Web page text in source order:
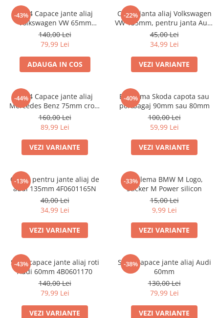
-43%
Set 4 Capace jante aliaj
Volkswagen VW 65mm
3B7601171
140,00 Lei
79,99 Lei
ADAUGA IN COS
-22%
Capac janta aliaj Volkswagen
VW 135mm, pentru janta Audi
4F0601165N
45,00 Lei
34,99 Lei
VEZI VARIANTE
-44%
set 4 Capace jante aliaj
Mercedes Benz 75mm crom
A1714000025
160,00 Lei
89,99 Lei
VEZI VARIANTE
-40%
Emblema Skoda capota sau
portbagaj 90mm sau 80mm
100,00 Lei
59,99 Lei
VEZI VARIANTE
-13%
Capac pentru jante aliaj de
audi 135mm 4F0601165N
40,00 Lei
34,99 Lei
VEZI VARIANTE
-33%
Emblema BMW M Logo,
Sticker M Power silicon
15,00 Lei
9,99 Lei
VEZI VARIANTE
-43%
Set 4 capace jante aliaj roti
Audi 60mm 4B0601170
140,00 Lei
79,99 Lei
VEZI VARIANTE
-38%
Set 4 Capace jante aliaj Audi
60mm
130,00 Lei
79,99 Lei
VEZI VARIANTE